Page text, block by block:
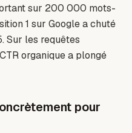
sur 200 000 mots-
1 sur Google a chuté
Sur les requêtes
organique a plongé
pour